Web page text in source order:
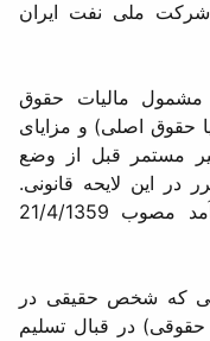
شركت ملی نفت ایران
مشمول مالیات حقوق
حقوق اصلی) و مزایای
مستمر قبل از وضع
این لایحه قانونی.
(ماده 2 لایحه قانونی مالیات بر درآمد مصوب 21/4/1359
كه شخص حقیقی در
در قبال تسلیم